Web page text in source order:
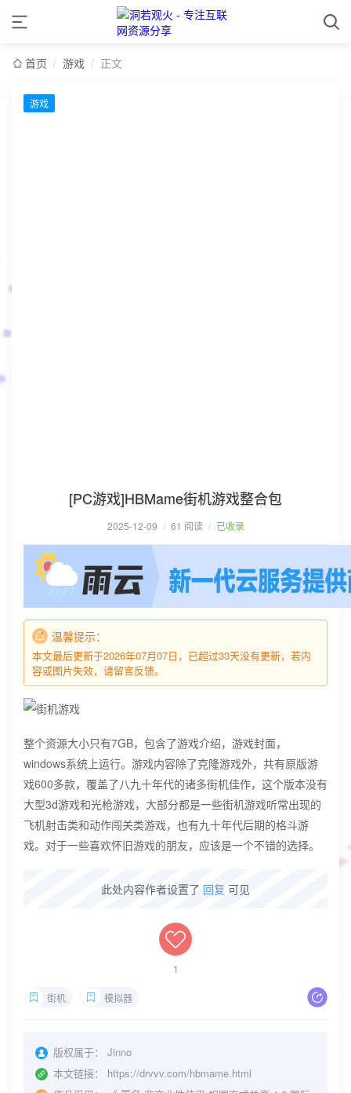
首页 / 游戏 / 正文
游戏
[PC游戏]HBMame街机游戏整合包
2025-12-09 / 61 阅读 / 已收录
温馨提示：
本文最后更新于2026年07月07日，已超过33天没有更新，若内
容或图片失效，请留言反馈。
整个资源大小只有7GB，包含了游戏介绍，游戏封面，
windows系统上运行。游戏内容除了克隆游戏外，共有原版游
戏600多款，覆盖了八九十年代的诸多街机佳作，这个版本没有
大型3d游戏和光枪游戏，大部分都是一些街机游戏听常出现的
飞机射击类和动作闯关类游戏，也有九十年代后期的格斗游
戏。对于一些喜欢怀旧游戏的朋友，应该是一个不错的选择。
此处内容作者设置了 回复 可见
1
街机 模拟器
版权属于：
Jinno
本文链接：
https://drvvv.com/hbmame.html